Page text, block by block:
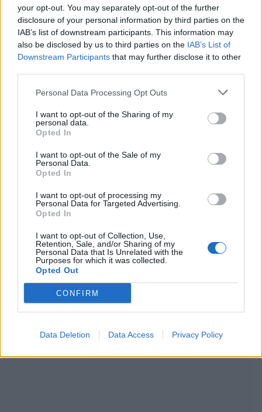
your opt-out. You may separately opt-out of the further
disclosure of your personal information by third parties on the
IAB’s list of downstream participants. This information may
also be disclosed by us to third parties on the IAB’s List of
Downstream Participants that may further disclose it to other
Personal Data Processing Opt Outs
I want to opt-out of the Sharing of my
personal data.
Opted In
I want to opt-out of the Sale of my
Personal Data.
Opted In
I want to opt-out of processing my
Personal Data for Targeted Advertising.
Opted In
I want to opt-out of Collection, Use,
Retention, Sale, and/or Sharing of my
Personal Data that Is Unrelated with the
Purposes for which it was collected.
Opted Out
CONFIRM
Data Deletion Data Access Privacy Policy
Voit lisätä Staran Googlen ensisijaiseksi
lähteeksiklikkaamalla tästäja ruksittamalla
laatikon. Voit myös lukea lisää tähän artikkeliin
liittyvistä teemoista ja aiheista, kuten
ilmavoimat,Learjettai laajemmin samasta
aihealueesta
Ilmoita virheestä·